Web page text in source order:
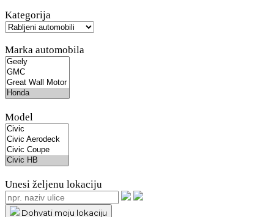
Kategorija
Marka automobila
Model
Unesi željenu lokaciju
Dohvati moju lokaciju